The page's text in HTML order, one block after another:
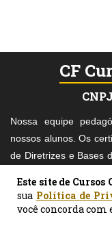
CF
Nossa equipe
nossos alunos. Os
de Diretrizes e Bases
acadêmicos e, nosso
o que torna seu
Este site de Cursos
sua Política de
você concorda com